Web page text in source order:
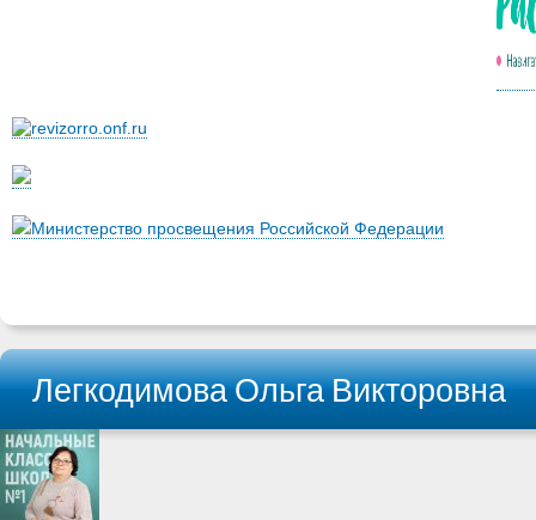
Министерство просвещения Российской Федерации
Легкодимова Ольга Викторовна